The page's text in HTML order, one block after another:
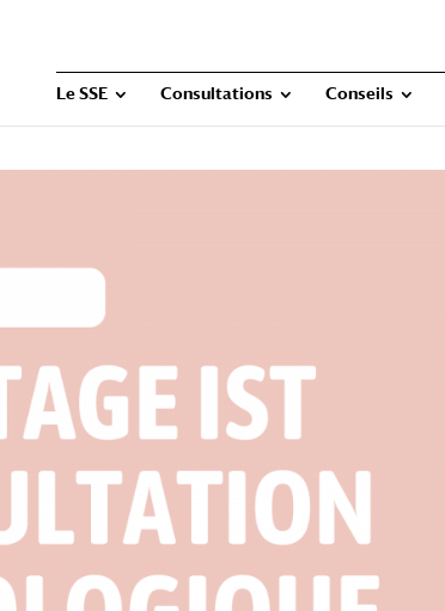
Le SSE Consultations Conseils